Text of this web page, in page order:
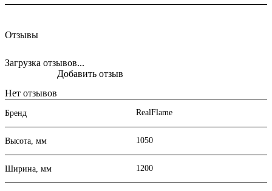
Отзывы
Загрузка отзывов...
Нет отзывов
Добавить отзыв
Бренд RealFlame
Высота, мм 1050
Ширина, мм 1200